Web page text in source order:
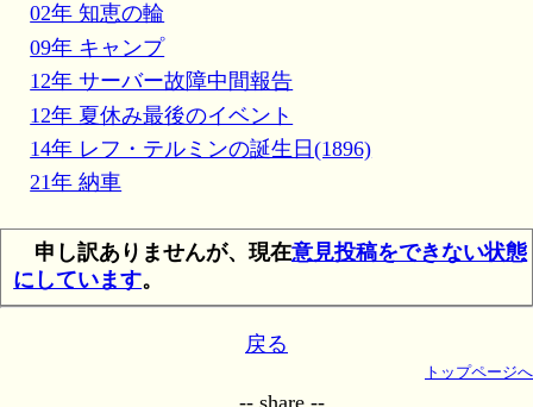
02年 知恵の輪
09年 キャンプ
12年 サーバー故障中間報告
12年 夏休み最後のイベント
14年 レフ・テルミンの誕生日(1896)
21年 納車
申し訳ありませんが、現在意見投稿をできない状態
にしています。
戻る
トップページへ